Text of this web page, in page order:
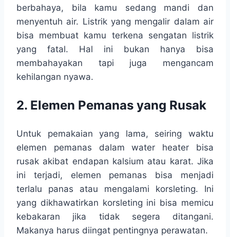
berbahaya, bila kamu sedang mandi dan
menyentuh air. Listrik yang mengalir dalam air
bisa membuat kamu terkena sengatan listrik
yang fatal. Hal ini bukan hanya bisa
membahayakan tapi juga mengancam
kehilangan nyawa.
2. Elemen Pemanas yang Rusak
Untuk pemakaian yang lama, seiring waktu
elemen pemanas dalam water heater bisa
rusak akibat endapan kalsium atau karat. Jika
ini terjadi, elemen pemanas bisa menjadi
terlalu panas atau mengalami korsleting. Ini
yang dikhawatirkan korsleting ini bisa memicu
kebakaran jika tidak segera ditangani.
Makanya harus diingat pentingnya perawatan.